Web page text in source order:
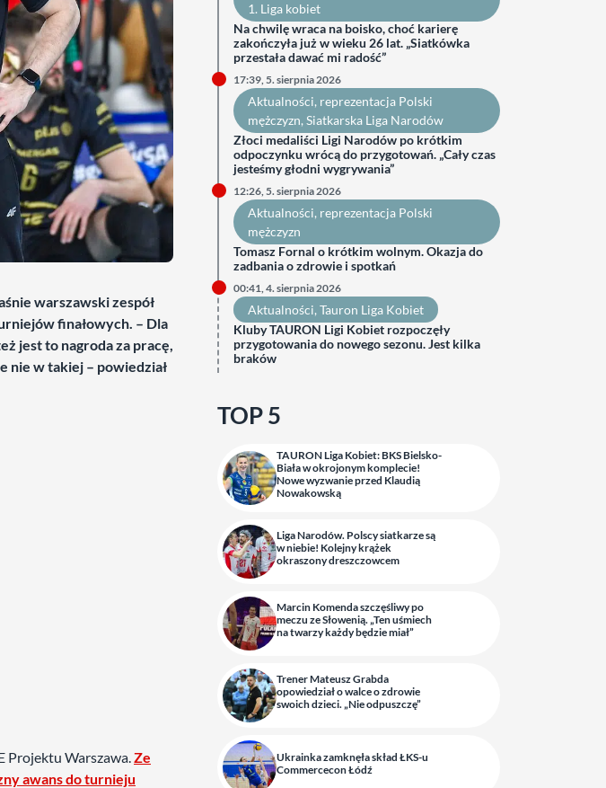
warszawski zespół
finałowych. – Dla
jest to nagroda za pracę,
nie w takiej – powiedział
Projektu Warszawa.Ze
awans do turnieju
1. Liga kobiet
Na chwilę wraca na boisko, choć karierę
zakończyła już w wieku 26 lat. „Siatkówka
przestała dawać mi radość”
17:39, 5. sierpnia 2026
Aktualności, reprezentacja Polski
mężczyzn, Siatkarska Liga Narodów
Złoci medaliści Ligi Narodów po krótkim
odpoczynku wrócą do przygotowań. „Cały czas
jesteśmy głodni wygrywania”
12:26, 5. sierpnia 2026
Aktualności, reprezentacja Polski
mężczyzn
Tomasz Fornal o krótkim wolnym. Okazja do
zadbania o zdrowie i spotkań
00:41, 4. sierpnia 2026
Aktualności, Tauron Liga Kobiet
Kluby TAURON Ligi Kobiet rozpoczęły
przygotowania do nowego sezonu. Jest kilka
braków
TOP 5
TAURON Liga Kobiet: BKS Bielsko-
Biała w okrojonym komplecie!
Nowe wyzwanie przed Klaudią
Nowakowską
Liga Narodów. Polscy siatkarze są
w niebie! Kolejny krążek
okraszony dreszczowcem
Marcin Komenda szczęśliwy po
meczu ze Słowenią. „Ten uśmiech
na twarzy każdy będzie miał”
Trener Mateusz Grabda
opowiedział o walce o zdrowie
swoich dzieci. „Nie odpuszczę”
Ukrainka zamknęła skład ŁKS-u
Commercecon Łódź